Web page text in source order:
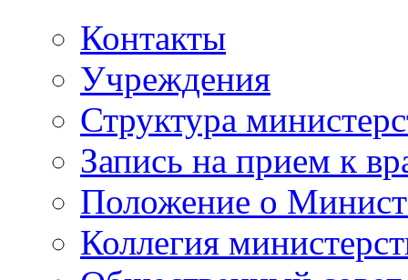
Контакты
Учреждения
Структура
Запись на прием к
Положение о
Коллегия